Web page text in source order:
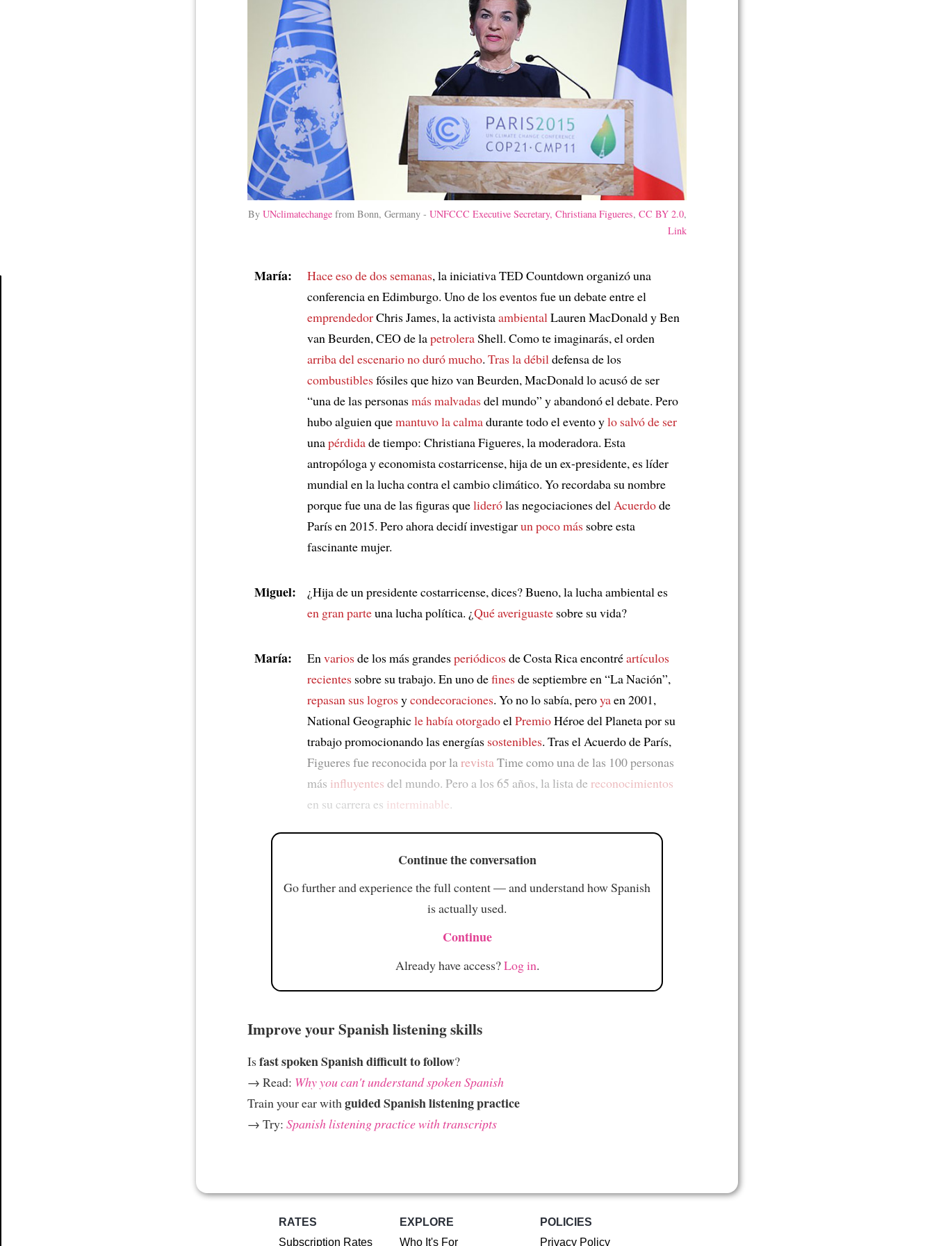
By UNclimatechange from Bonn, Germany - UNFCCC Executive Secretary, Christiana Figueres, CC BY 2.0,
Link
María: Hace eso de dos semanas, la iniciativa TED Countdown organizó una
conferencia en Edimburgo. Uno de los eventos fue un debate entre el
emprendedorChris James, la activistaambientalLauren MacDonald y Ben
van Beurden, CEO de lapetroleraShell. Como te imaginarás, el orden
arriba del escenariono duró mucho. Tras la débildefensa de los
combustiblesfósiles que hizo van Beurden, MacDonald lo acusó de ser
“una de las personasmás malvadasdel mundo” y abandonó el debate. Pero
hubo alguien quemantuvo la calmadurante todo el evento ylo salvó de ser
unapérdidade tiempo: Christiana Figueres, la moderadora. Esta
antropóloga y economista costarricense, hija de un ex-presidente, es líder
mundial en la lucha contra el cambio climático. Yo recordaba su nombre
porque fue una de las figuras queliderólas negociaciones delAcuerdode
París en 2015. Pero ahora decidí investigarun poco más sobre esta
fascinante mujer.
Miguel:
¿Hija de un presidente costarricense, dices? Bueno, la lucha ambiental es
en gran parteuna lucha política. ¿Qué averiguaste sobre su vida?
María: Envariosde los más grandesperiódicosde Costa Rica encontréartículos
recientes sobre su trabajo. En uno definesde septiembre en “La Nación”,
repasan sus logrosycondecoraciones. Yo no lo sabía, peroyaen 2001,
National Geographicle había otorgadoelPremioHéroe del Planeta por su
trabajo promocionando las energías sostenibles. Tras el Acuerdo de París,
Figueres fue reconocida por larevistaTime como una de las 100 personas
más influyentes del mundo. Pero a los 65 años, la lista de reconocimientos
en su carrera es interminable.
Continue the conversation
Go further and experience the full content — and understand how Spanish
is actually used.
Continue
Already have access?Log in.
Improve your Spanish listening skills
Isfast spoken Spanish difficult to follow?
→ Read: Why you can't understand spoken Spanish
Train your ear withguided Spanish listening practice
→ Try: Spanish listening practice with transcripts
RATES
Subscription Rates
EXPLORE
Who It's For
POLICIES
Privacy Policy